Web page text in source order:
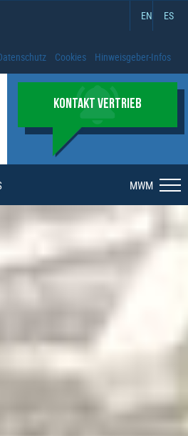
EN ES
Cookies Hinweisgeber-Infos
KONTAKT VERTRIEB
MWM